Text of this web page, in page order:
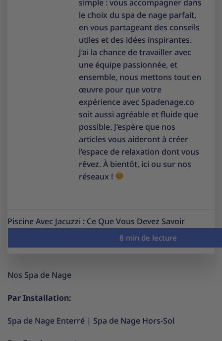
simple : vous accompagner dans
le choix du spa de nage parfait,
en vous partageant des conseils
utiles et des idées inspirantes.
J’ai la chance de travailler avec
une équipe passionnée, et
ensemble, nous mettons tout en
œuvre pour que votre
expérience avec Spadenage.co
soit aussi agréable et fluide que
possible. J’espère que nos
articles vous aideront à créer
l’espace de relaxation dont vous
rêvez. À bientôt, ici ou sur nos
réseaux !
Piscine Avec Jacuzzi : Ce Que Vous Devez Savoir
Nos Spa de Nage
Par Installation:
Spa de Nage Enterré | Spa de Nage Hors-Sol